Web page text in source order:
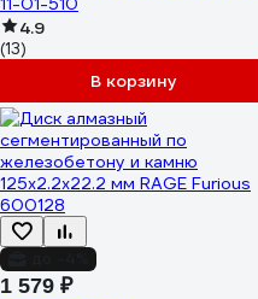
4.9
(13)
В корзину
1 579 ₽